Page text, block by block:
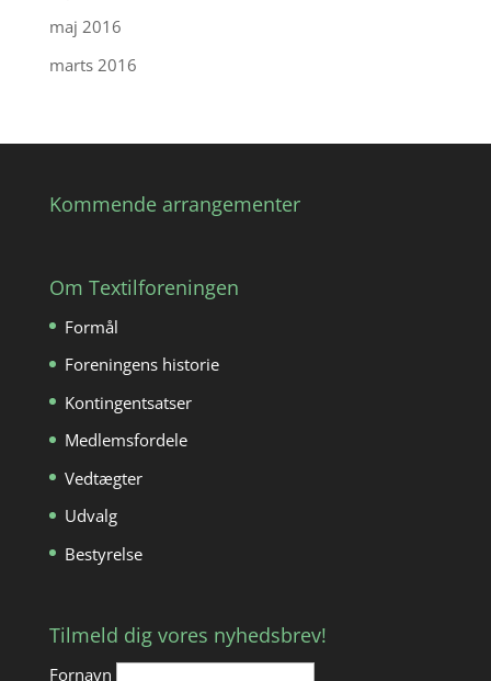
maj 2016
marts 2016
Kommende arrangementer
Om Textilforeningen
Formål
Foreningens historie
Kontingentsatser
Medlemsfordele
Vedtægter
Udvalg
Bestyrelse
Tilmeld dig vores nyhedsbrev!
Fornavn